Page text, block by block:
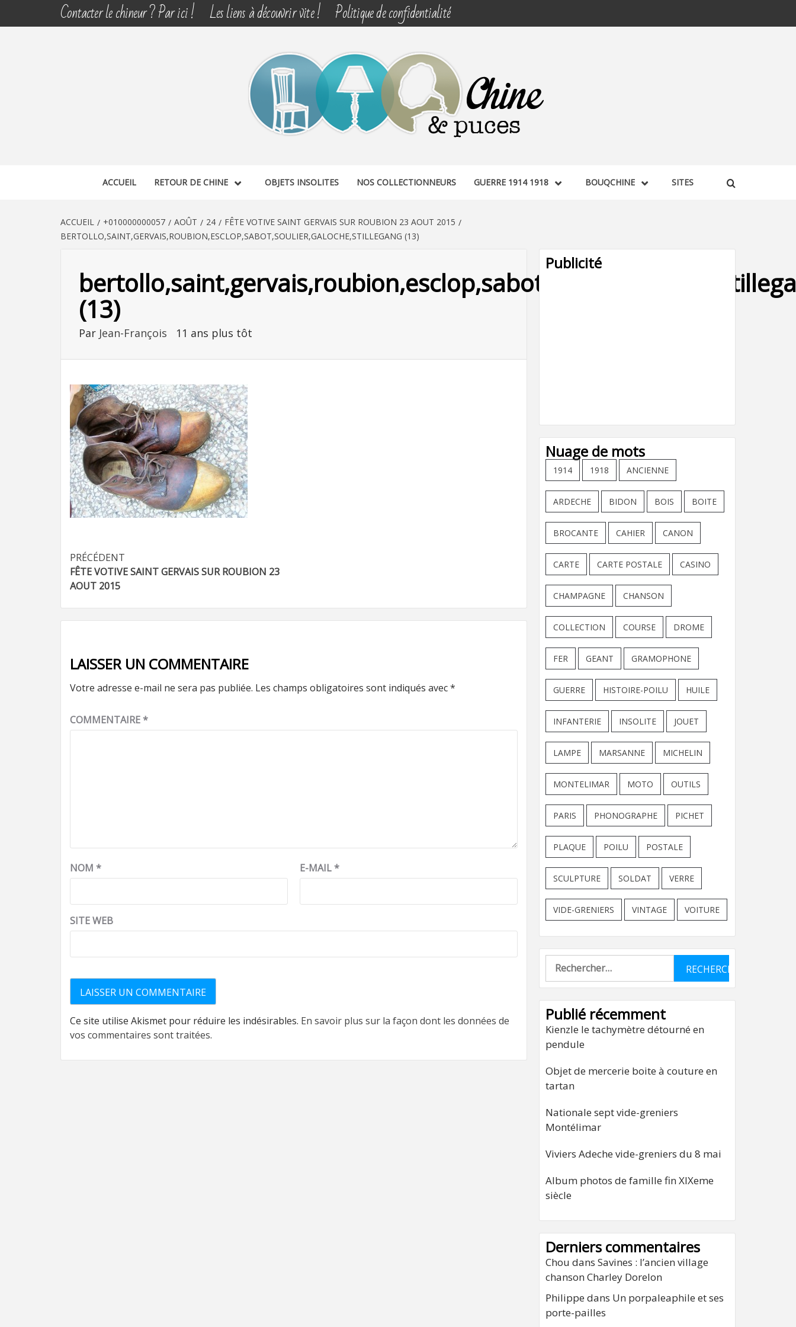
Contacter le chineur ? Par ici ! Les liens à découvrir vite ! Politique de confidentialité
CHINE & PUCES
ACCUEIL RETOUR DE CHINE OBJETS INSOLITES NOS COLLECTIONNEURS GUERRE 1914 1918 BOUQCHINE SITES
ACCUEIL +010000000057 AOÛT 24
FÊTE VOTIVE SAINT GERVAIS SUR ROUBION 23 AOUT 2015
BERTOLLO,SAINT,GERVAIS,ROUBION,ESCLOP,SABOT,SOULIER,GALOCHE,STILLEGANG (13)
(13)
Par Jean-François 11 ans plus tôt
Navigation
d’article
PRÉCÉDENT
FÊTE VOTIVE SAINT GERVAIS SUR ROUBION 23
AOUT 2015
LAISSER UN COMMENTAIRE
Votre adresse e-mail ne sera pas publiée. Les champs obligatoires sont indiqués avec*
COMMENTAIRE*
NOM * E-MAIL*
SITE WEB
Ce site utilise Akismet pour réduire les indésirables. En savoir plus sur la façon dont les données de
vos commentaires sont traitées.
Publicité
Nuage de mots
1914 1918 ANCIENNE
ARDECHE BIDON BOIS BOITE
BROCANTE CAHIER CANON
CARTE CARTE POSTALE CASINO
CHAMPAGNE CHANSON
COLLECTION COURSE DROME
FER GEANT GRAMOPHONE
GUERRE HISTOIRE-POILU HUILE
INFANTERIE INSOLITE JOUET
LAMPE MARSANNE MICHELIN
MONTELIMAR MOTO OUTILS
PARIS PHONOGRAPHE PICHET
PLAQUE POILU POSTALE
SCULPTURE SOLDAT VERRE
VIDE-GRENIERS VINTAGE VOITURE
Rechercher :
Publié récemment
Kienzle le tachymètre détourné en
pendule
Objet de mercerie boite à couture en
tartan
Nationale sept vide-greniers
Montélimar
Viviers Adeche vide-greniers du 8 mai
Album photos de famille fin XIXeme
siècle
Derniers commentaires
Chou dans Savines : l’ancien village
chanson Charley Dorelon
Philippe dans Un porpaleaphile et ses
porte-pailles